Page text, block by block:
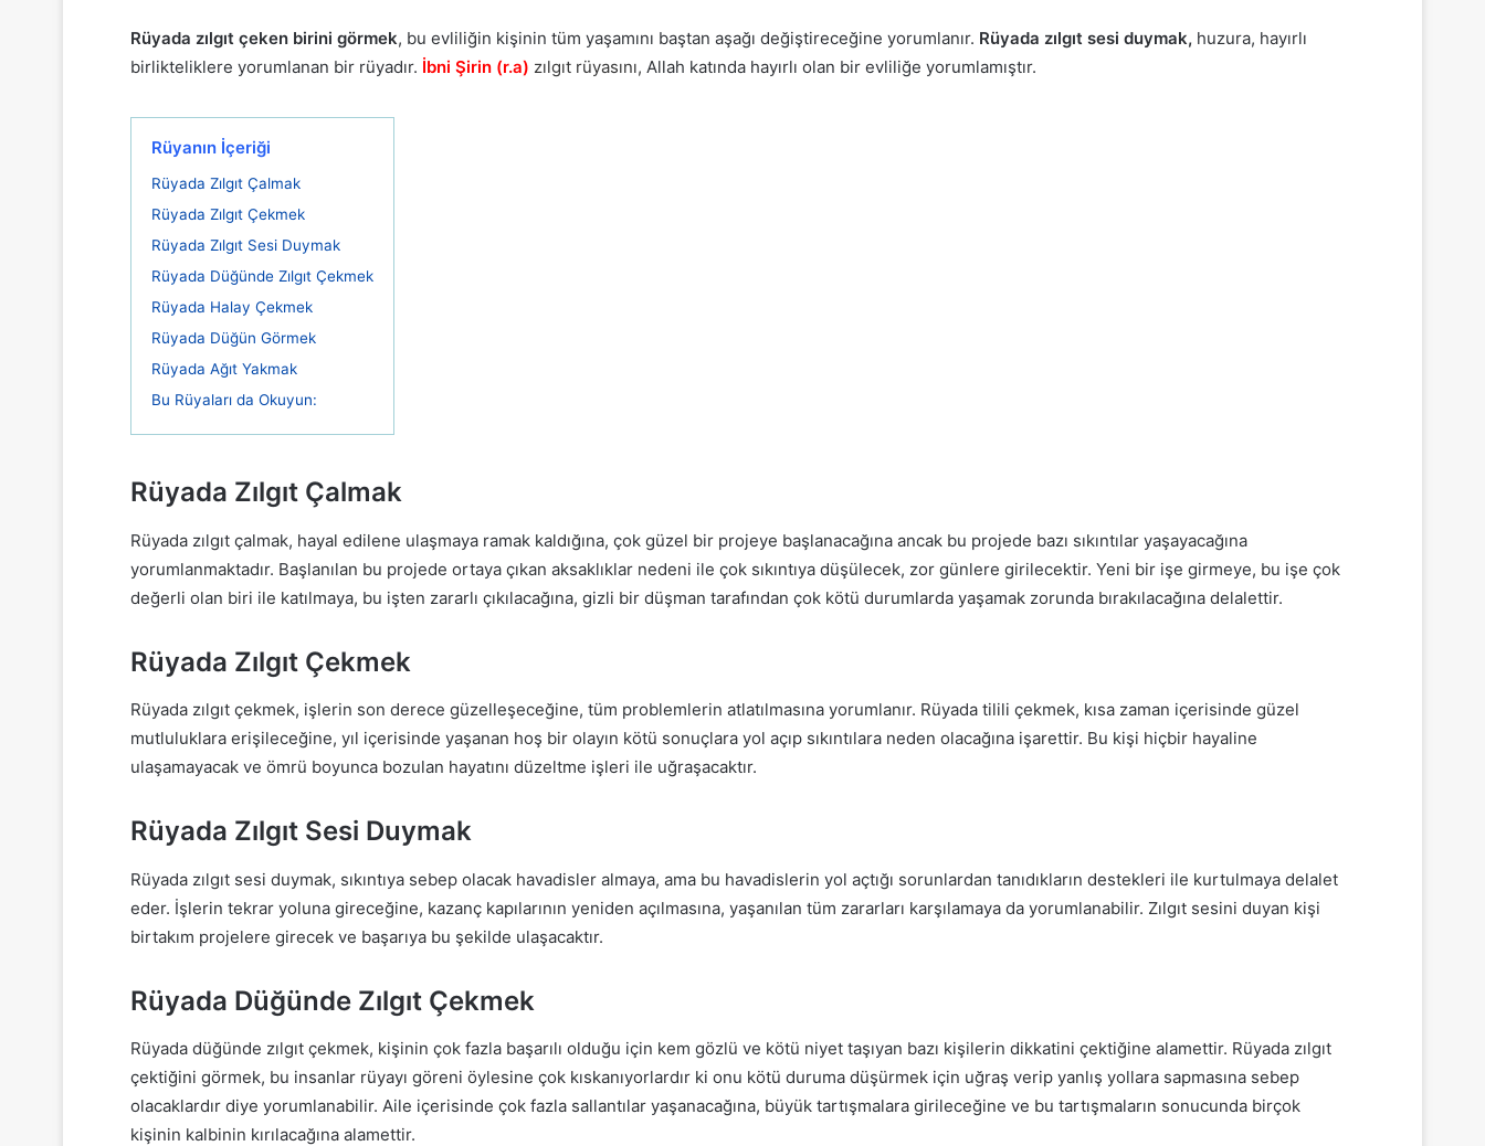
Rüyada zılgıt çeken birini görmek, bu evliliğin kişinin tüm yaşamını baştan aşağı değiştireceğine yorumlanır. Rüyada zılgıt sesi duymak, huzura, hayırlı
birlikteliklere yorumlanan bir rüyadır. İbni Şirin (r.a) zılgıt rüyasını, Allah katında hayırlı olan bir evliliğe yorumlamıştır.
Rüyanın İçeriği
Rüyada Zılgıt Çalmak
Rüyada Zılgıt Çekmek
Rüyada Zılgıt Sesi Duymak
Rüyada Düğünde Zılgıt Çekmek
Rüyada Halay Çekmek
Rüyada Düğün Görmek
Rüyada Ağıt Yakmak
Bu Rüyaları da Okuyun:
Rüyada Zılgıt Çalmak
Rüyada zılgıt çalmak, hayal edilene ulaşmaya ramak kaldığına, çok güzel bir projeye başlanacağına ancak bu projede bazı sıkıntılar yaşayacağına
yorumlanmaktadır. Başlanılan bu projede ortaya çıkan aksaklıklar nedeni ile çok sıkıntıya düşülecek, zor günlere girilecektir. Yeni bir işe girmeye, bu işe çok
değerli olan biri ile katılmaya, bu işten zararlı çıkılacağına, gizli bir düşman tarafından çok kötü durumlarda yaşamak zorunda bırakılacağına delalettir.
Rüyada Zılgıt Çekmek
Rüyada zılgıt çekmek, işlerin son derece güzelleşeceğine, tüm problemlerin atlatılmasına yorumlanır. Rüyada tilili çekmek, kısa zaman içerisinde güzel
mutluluklara erişileceğine, yıl içerisinde yaşanan hoş bir olayın kötü sonuçlara yol açıp sıkıntılara neden olacağına işarettir. Bu kişi hiçbir hayaline
ulaşamayacak ve ömrü boyunca bozulan hayatını düzeltme işleri ile uğraşacaktır.
Rüyada Zılgıt Sesi Duymak
Rüyada zılgıt sesi duymak, sıkıntıya sebep olacak havadisler almaya, ama bu havadislerin yol açtığı sorunlardan tanıdıkların destekleri ile kurtulmaya delalet
eder. İşlerin tekrar yoluna gireceğine, kazanç kapılarının yeniden açılmasına, yaşanılan tüm zararları karşılamaya da yorumlanabilir. Zılgıt sesini duyan kişi
birtakım projelere girecek ve başarıya bu şekilde ulaşacaktır.
Rüyada Düğünde Zılgıt Çekmek
Rüyada düğünde zılgıt çekmek, kişinin çok fazla başarılı olduğu için kem gözlü ve kötü niyet taşıyan bazı kişilerin dikkatini çektiğine alamettir. Rüyada zılgıt
çektiğini görmek, bu insanlar rüyayı göreni öylesine çok kıskanıyorlardır ki onu kötü duruma düşürmek için uğraş verip yanlış yollara sapmasına sebep
olacaklardır diye yorumlanabilir. Aile içerisinde çok fazla sallantılar yaşanacağına, büyük tartışmalara girileceğine ve bu tartışmaların sonucunda birçok
kişinin kalbinin kırılacağına alamettir.